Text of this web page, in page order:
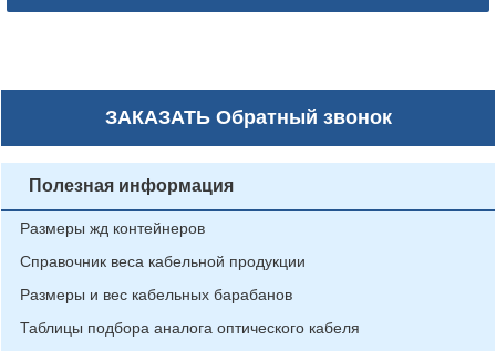
ЗАКАЗАТЬОбратный звонок
Полезная информация
Размеры жд контейнеров
Справочник веса кабельной продукции
Размеры и вес кабельных барабанов
Таблицы подбора аналога оптического кабеля